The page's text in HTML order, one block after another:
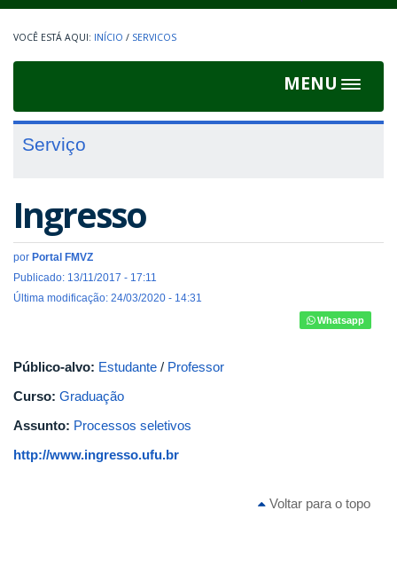
INÍCIO / SERVICOS
MENU
Toggle
Serviço
Ingresso
por Portal FMVZ
Publicado: 13/11/2017 - 17:11
Última modificação: 24/03/2020 - 14:31
Compartilhe
TweetWhatsapp
Público-alvo: Estudante / Professor
Curso: Graduação
Assunto: Processos seletivos
http://www.ingresso.ufu.br
Voltar para o topo